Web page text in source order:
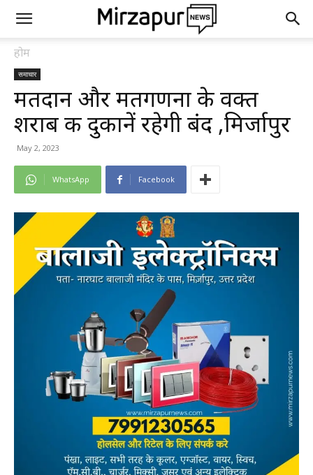
होम
समाचार
मतदान और मतगणना के वक्त
शराब की दुकानें रहेगी बंद ,मिर्जापुर
May 2, 2023
WhatsApp Facebook